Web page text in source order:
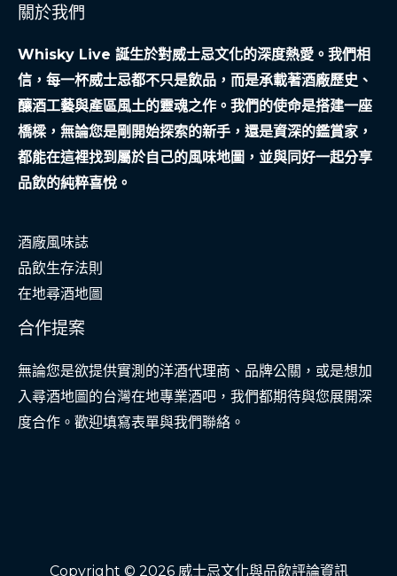
關於我們
Whisky Live 誕生於對威士忌文化的深度熱愛。我們相
信，每一杯威士忌都不只是飲品，而是承載著酒廠歷史、
釀酒工藝與產區風土的靈魂之作。我們的使命是搭建一座
橋樑，無論您是剛開始探索的新手，還是資深的鑑賞家，
都能在這裡找到屬於自己的風味地圖，並與同好一起分享
品飲的純粹喜悅。
酒廠風味誌
品飲生存法則
在地尋酒地圖
合作提案
無論您是欲提供實測的洋酒代理商、品牌公關，或是想加
入尋酒地圖的台灣在地專業酒吧，我們都期待與您展開深
度合作。歡迎填寫表單與我們聯絡。
Copyright © 2026 威士忌文化與品飲評論資訊